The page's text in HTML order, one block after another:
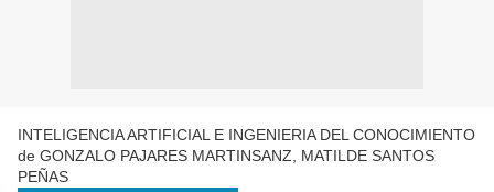
INTELIGENCIA ARTIFICIAL E INGENIERIA DEL CONOCIMIENTO
de GONZALO PAJARES MARTINSANZ, MATILDE SANTOS
PEÑAS